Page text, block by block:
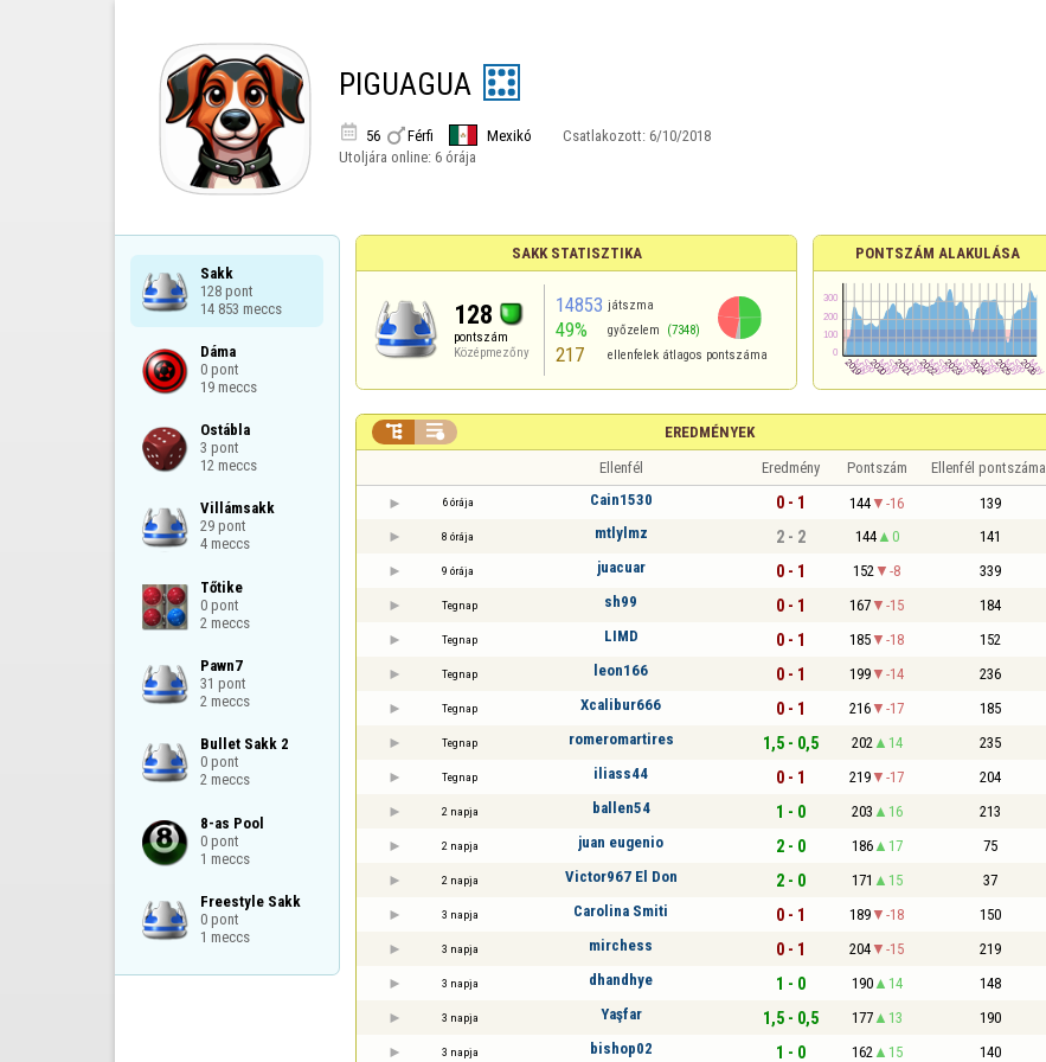
PIGUAGUA
 56 Férfi Mexikó Csatlakozott: 6/10/2018
Utoljára online: 6 órája
Sakk
128 pont
14 853 meccs
Dáma
0 pont
19 meccs
Ostábla
3 pont
12 meccs
Villámsakk
29 pont
4 meccs
Tőtike
0 pont
2 meccs
Pawn7
31 pont
2 meccs
Bullet Sakk 2
0 pont
2 meccs
8-as Pool
0 pont
1 meccs
Freestyle Sakk
0 pont
1 meccs
SAKK STATISZTIKA
128
pontszám
Középmezőny
14853 játszma
49% győzelem (7348)
217 ellenfelek átlagos pontszáma
PONTSZÁM ALAKULÁSA
EREDMÉNYEK
 
Ellenfél Eredmény Pontszám Ellenfél pontszáma
6 órája Cain1530 0 - 1 144 -16 139
8 órája mtlylmz 2 - 2 144 0 141
9 órája juacuar 0 - 1 152 -8 339
Tegnap sh99 0 - 1 167 -15 184
Tegnap LIMD 0 - 1 185 -18 152
Tegnap leon166 0 - 1 199 -14 236
Tegnap Xcalibur666 0 - 1 216 -17 185
Tegnap romeromartires 1,5 - 0,5 202 14 235
Tegnap iliass44 0 - 1 219 -17 204
2 napja ballen54 1 - 0 203 16 213
2 napja juan eugenio 2 - 0 186 17 75
2 napja Victor967 El Don 2 - 0 171 15 37
3 napja Carolina Smiti 0 - 1 189 -18 150
3 napja mirchess 0 - 1 204 -15 219
3 napja dhandhye 1 - 0 190 14 148
3 napja Yaşfar 1,5 - 0,5 177 13 190
3 napja bishop02 1 - 0 162 15 140